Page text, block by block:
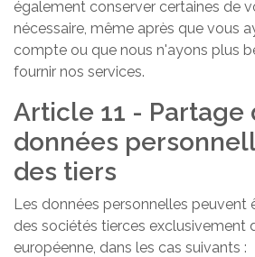
également conserver certaines de
nécessaire, même après que vous
compte ou que nous n'ayons plus
fournir nos services.
Article 11 - Partage
données
des tiers
Les données personnelles peuvent
des sociétés tierces exclusivement
européenne, dans les cas suivants :